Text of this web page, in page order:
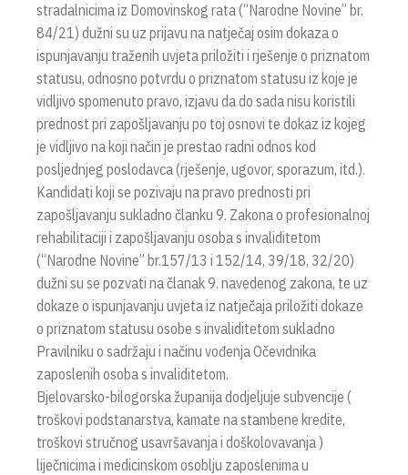
stradalnicima iz Domovinskog rata (“Narodne Novine” br.
84/21) dužni su uz prijavu na natječaj osim dokaza o
ispunjavanju traženih uvjeta priložiti i rješenje o priznatom
statusu, odnosno potvrdu o priznatom statusu iz koje je
vidljivo spomenuto pravo, izjavu da do sada nisu koristili
prednost pri zapošljavanju po toj osnovi te dokaz iz kojeg
je vidljivo na koji način je prestao radni odnos kod
posljednjeg poslodavca (rješenje, ugovor, sporazum, itd.).
Kandidati koji se pozivaju na pravo prednosti pri
zapošljavanju sukladno članku 9. Zakona o profesionalnoj
rehabilitaciji i zapošljavanju osoba s invaliditetom
(“Narodne Novine” br.157/13 i 152/14, 39/18, 32/20)
dužni su se pozvati na članak 9. navedenog zakona, te uz
dokaze o ispunjavanju uvjeta iz natječaja priložiti dokaze
o priznatom statusu osobe s invaliditetom sukladno
Pravilniku o sadržaju i načinu vođenja Očevidnika
zaposlenih osoba s invaliditetom.
Bjelovarsko-bilogorska županija dodjeljuje subvencije (
troškovi podstanarstva, kamate na stambene kredite,
troškovi stručnog usavršavanja i doškolovavanja )
liječnicima i medicinskom osoblju zaposlenima u